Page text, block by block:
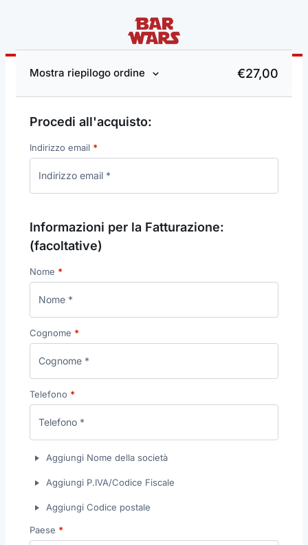
Mostra riepilogo ordine €27,00
Procedi all'acquisto:
Indirizzo email *
Informazioni per la Fatturazione:
(facoltative)
Nome *
Cognome *
Telefono *
Aggiungi Nome della società
Aggiungi P.IVA/Codice Fiscale
Aggiungi Codice postale
Paese *